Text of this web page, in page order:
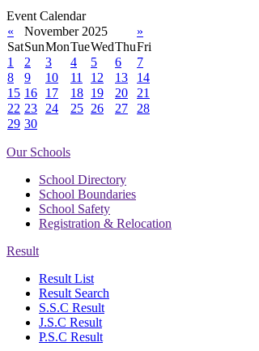
Event Calendar
«
November 2025
»
SatSunMonTueWedThuFri
1
2 3 4 5 6
7
8
9 10 11 12 13
14
15 16 17 18 19 20
21
22 23 24 25 26 27
28
29 30
Our Schools
School Directory
School Boundaries
School Safety
Registration & Relocation
Result
Result List
Result Search
S.S.C Result
J.S.C Result
P.S.C Result